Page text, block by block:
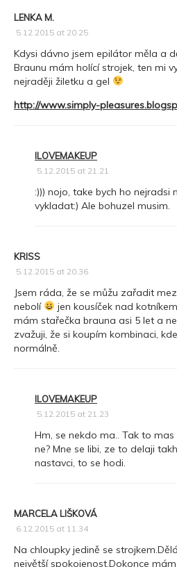
LENKA M.
5.12.2015 at 20.25
Kdysi dávno jsem epilátor měla a
Braunu mám holící strojek, ten mi
nejraději žiletku a gel
http://www.simply-
ILOVEMAKEUP
5.12.2015 at 21.21
:))) nojo, take bych ho nejradsi
vykladat:) Ale bohuzel musim.
KRISS
5.12.2015 at 20.36
Jsem ráda, že se můžu zařadit
nebolí
jen kousíček nad
mám stařečka brauna asi 5 let a
zvažuji, že si koupím kombinaci,
normálně.
ILOVEMAKEUP
5.12.2015 at 21.23
Hm, se nekdo ma.. Tak to
ne? Mne se libi, ze to delaji
nastavci, to se hodi.
MARCELA LIŠKOVÁ
6.12.2015 at 11.34
Na chloupky jedině se
největší spokojenost.Dokonce